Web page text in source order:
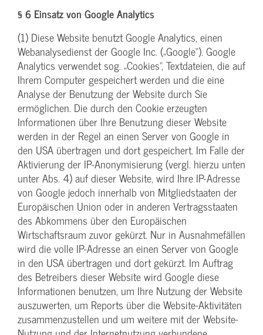
§ 6 Einsatz von Google Analytics
(1) Diese Website benutzt Google Analytics, einen
Webanalysedienst der Google Inc. („Google“). Google
Analytics verwendet sog. „Cookies“, Textdateien, die auf
Ihrem Computer gespeichert werden und die eine
Analyse der Benutzung der Website durch Sie
ermöglichen. Die durch den Cookie erzeugten
Informationen über Ihre Benutzung dieser Website
werden in der Regel an einen Server von Google in
den USA übertragen und dort gespeichert. Im Falle der
Aktivierung der IP-Anonymisierung (vergl. hierzu unten
unter Abs. 4) auf dieser Website, wird Ihre IP-Adresse
von Google jedoch innerhalb von Mitgliedstaaten der
Europäischen Union oder in anderen Vertragsstaaten
des Abkommens über den Europäischen
Wirtschaftsraum zuvor gekürzt. Nur in Ausnahmefällen
wird die volle IP-Adresse an einen Server von Google
in den USA übertragen und dort gekürzt. Im Auftrag
des Betreibers dieser Website wird Google diese
Informationen benutzen, um Ihre Nutzung der Website
auszuwerten, um Reports über die Website-Aktivitäten
zusammenzustellen und um weitere mit der Website-